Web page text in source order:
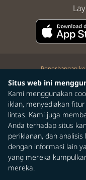
Situs web ini
Kami menggunakan
iklan, menyediakan
lintas. Kami juga
Anda terhadap situs
periklanan, dan
dengan informasi lain
yang mereka
mereka.
Penerbangan
Penerbangan kota ke kota
©Hak Cipta 2026 STARLUX
undang-undang.